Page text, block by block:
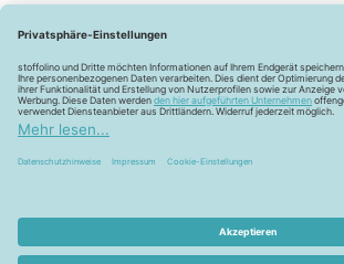
Widerrufsbelehrung Vertrag
Barrierefreiheitserklärung
Pflegehinweise